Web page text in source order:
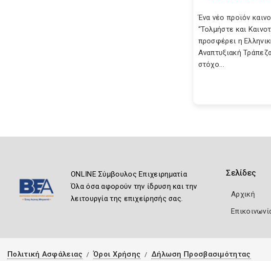
Ένα νέο προϊόν
“Τολμήστε και
προσφέρει η
Αναπτυξιακή
στόχο...
ONLINE Σύμβουλος Επιχειρηματία
Όλα όσα αφορούν την ίδρυση και την
λειτουργία της επιχείρησής σας.
Σελίδες
Αρχική
Πολιτική Ασφάλειας Όροι Χρήσης Δήλωση Προσβασιμότητας